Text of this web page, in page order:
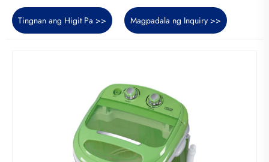
Tingnan ang Higit Pa >> Magpadala ng Inquiry >>